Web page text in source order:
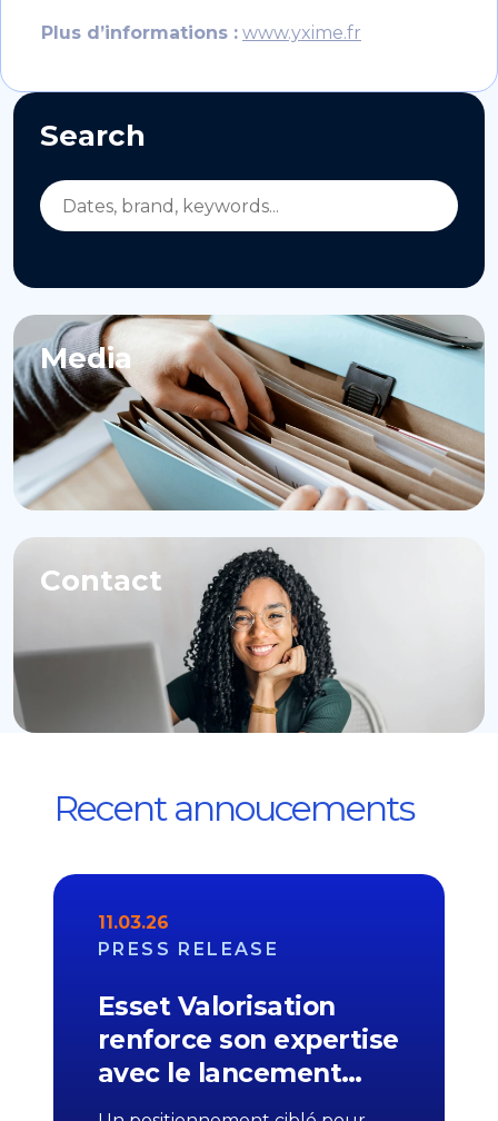
Plus d’informations : www.yxime.fr
Search
Media
Contact
Recent annoucements
11.03.26
PRESS RELEASE
Esset Valorisation
renforce son expertise
avec le lancement…